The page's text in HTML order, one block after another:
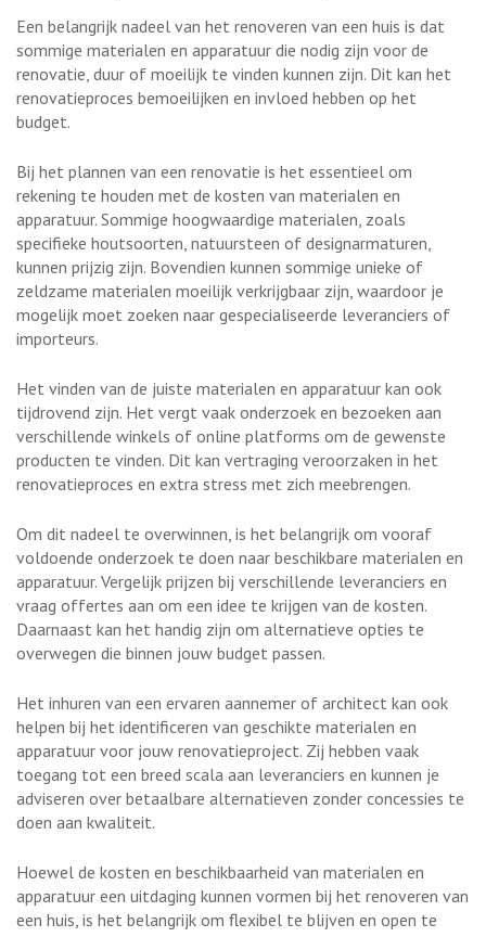
Een belangrijk nadeel van het renoveren van een huis is dat
sommige materialen en apparatuur die nodig zijn voor de
renovatie, duur of moeilijk te vinden kunnen zijn. Dit kan het
renovatieproces bemoeilijken en invloed hebben op het
budget.
Bij het plannen van een renovatie is het essentieel om
rekening te houden met de kosten van materialen en
apparatuur. Sommige hoogwaardige materialen, zoals
specifieke houtsoorten, natuursteen of designarmaturen,
kunnen prijzig zijn. Bovendien kunnen sommige unieke of
zeldzame materialen moeilijk verkrijgbaar zijn, waardoor je
mogelijk moet zoeken naar gespecialiseerde leveranciers of
importeurs.
Het vinden van de juiste materialen en apparatuur kan ook
tijdrovend zijn. Het vergt vaak onderzoek en bezoeken aan
verschillende winkels of online platforms om de gewenste
producten te vinden. Dit kan vertraging veroorzaken in het
renovatieproces en extra stress met zich meebrengen.
Om dit nadeel te overwinnen, is het belangrijk om vooraf
voldoende onderzoek te doen naar beschikbare materialen en
apparatuur. Vergelijk prijzen bij verschillende leveranciers en
vraag offertes aan om een idee te krijgen van de kosten.
Daarnaast kan het handig zijn om alternatieve opties te
overwegen die binnen jouw budget passen.
Het inhuren van een ervaren aannemer of architect kan ook
helpen bij het identificeren van geschikte materialen en
apparatuur voor jouw renovatieproject. Zij hebben vaak
toegang tot een breed scala aan leveranciers en kunnen je
adviseren over betaalbare alternatieven zonder concessies te
doen aan kwaliteit.
Hoewel de kosten en beschikbaarheid van materialen en
apparatuur een uitdaging kunnen vormen bij het renoveren van
een huis, is het belangrijk om flexibel te blijven en open te